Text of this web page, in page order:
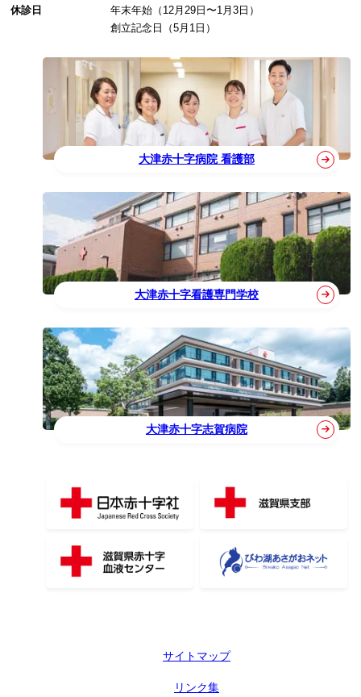
休診日
年末年始（12月29日〜1月3日）
創立記念日（5月1日）
大津赤十字病院 看護部
大津赤十字看護専門学校
大津赤十字志賀病院
サイトマップ
リンク集